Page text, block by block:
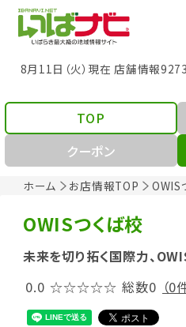
8月11日（火）現在 店舗情報
ホーム お店情報TOP OWIS
TOP
クーポン
OWISつくば校
未来を切り拓く国際力、
0.0 ☆☆☆☆☆ 総数0 （0